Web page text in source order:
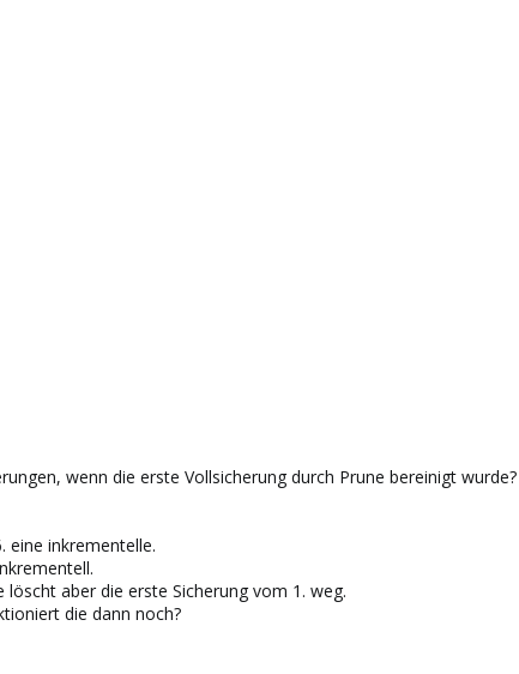
wenn die erste Vollsicherung durch Prune bereinigt
eine inkrementelle.
aber die erste Sicherung vom 1. weg.
die dann noch?